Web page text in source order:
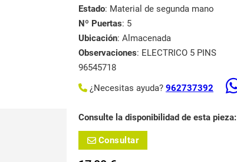
Estado: Material de segunda mano
Nº Puertas: 5
Ubicación: Almacenada
Observaciones: ELECTRICO 5 PINS
96545718
¿Necesitas ayuda? 962737392
Consulte la disponibilidad de esta pieza:
Consultar